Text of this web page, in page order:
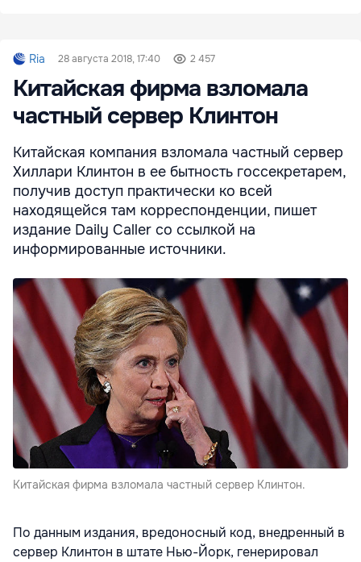
Ria 28 августа 2018, 17:40 2 457
Китайская фирма взломала
частный сервер Клинтон
Китайская компания взломала частный сервер
Хиллари Клинтон в ее бытность госсекретарем,
получив доступ практически ко всей
находящейся там корреспонденции, пишет
издание Daily Caller со ссылкой на
информированные источники.
Китайская фирма взломала частный сервер Клинтон.
По данным издания, вредоносный код, внедренный в
сервер Клинтон в штате Нью-Йорк, генерировал